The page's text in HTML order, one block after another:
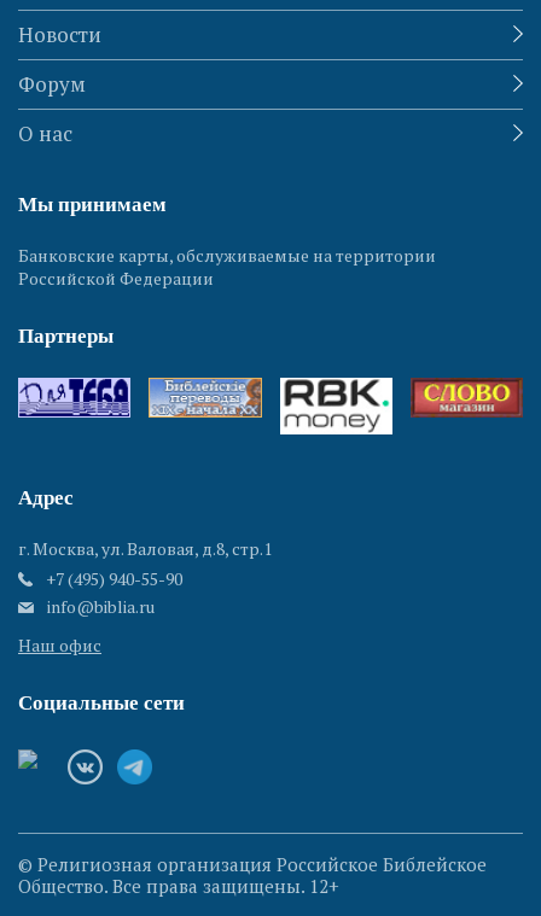
Новости
Форум
О нас
Мы принимаем
Банковские карты, обслуживаемые на территории
Российской Федерации
Партнеры
Адрес
г. Москва, ул. Валовая, д.8, стр.1
+7 (495) 940-55-90
info@biblia.ru
Наш офис
Социальные сети
© Религиозная организация Российское Библейское
Общество. Все права защищены. 12+